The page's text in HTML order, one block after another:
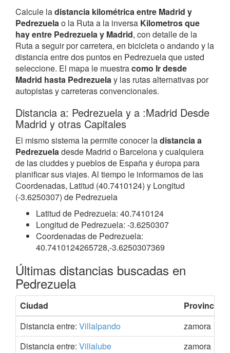
Calcule ladistancia kilométrica entre Madrid y
Pedrezuelao la Ruta a la inversa Kilometros que
hay entre Pedrezuela y Madrid, con detalle de la
Ruta a seguir por carretera, en bicicleta o andando y la
distancia entre dos puntos en Pedrezuela que usted
seleccione. El mapa le muestracomo Ir desde
Madrid hasta Pedrezuelay las rutas alternativas por
autopistas y carreteras convencionales.
Distancia a: Pedrezuela y a :Madrid Desde
Madrid y otras Capitales
El mismo sistema la permite conocer ladistancia a
Pedrezueladesde Madrid o Barcelona y cualquiera
de las ciuddes y pueblos de España y éuropa para
planificar sus viajes. Al tiempo le informamos de las
Coordenadas, Latitud (40.7410124) y Longitud
(-3.6250307) de Pedrezuela
Latitud de Pedrezuela: 40.7410124
Longitud de Pedrezuela: -3.6250307
Coordenadas de Pedrezuela:
40.7410124265728,-3.6250307369
Últimas distancias buscadas en
Pedrezuela
Ciudad Provincia
Distancia entre: Villalpando zamora
Distancia entre: Villalube zamora